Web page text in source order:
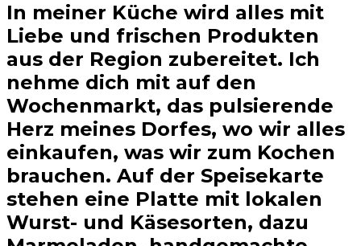
In meiner Küche wird alles mit
Liebe und frischen Produkten
aus der Region zubereitet. Ich
nehme dich mit auf den
Wochenmarkt, das pulsierende
Herz meines Dorfes, wo wir alles
einkaufen, was wir zum Kochen
brauchen. Auf der Speisekarte
stehen eine Platte mit lokalen
Wurst- und Käsesorten, dazu